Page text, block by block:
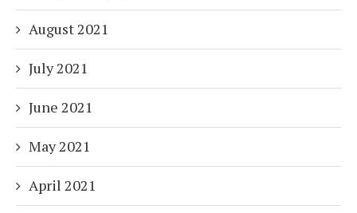
August 2021
July 2021
June 2021
May 2021
April 2021